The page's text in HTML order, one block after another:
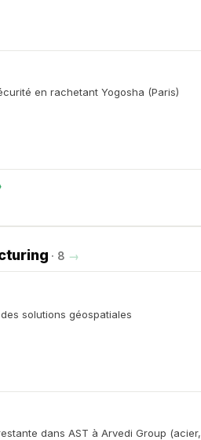
en rachetant Yogosha (Paris)
· 8 →
solutions géospatiales
dans AST à Arvedi Group (acier,